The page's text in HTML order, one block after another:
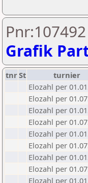
Grafik
tnrSt turnier
Elozahl per
Elozahl per
Elozahl per
Elozahl per
Elozahl per
Elozahl per
Elozahl per
Elozahl per
Elozahl per